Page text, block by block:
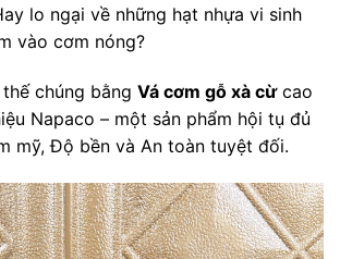
lo ngại về những hạt nhựa vi sinh
vào cơm nóng?
chúng bằng Vá cơm gỗ xà cừcao
Napaco – một sản phẩm hội tụ đủ
mỹ, Độ bền và An toàn tuyệt đối.